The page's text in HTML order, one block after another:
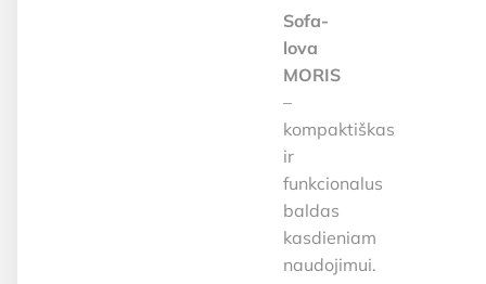
Sofa-
lova
MORIS
–
kompaktiškas
ir
funkcionalus
baldas
kasdieniam
naudojimui.